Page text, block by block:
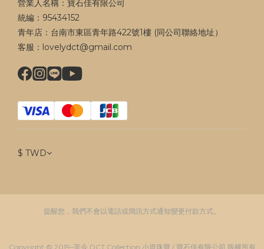
營業人名稱：寶石佳有限公司
統編：95434152
青年店：台南市東區青年路422號1樓 (同公司聯絡地址）
客服：lovelydct@gmail.com
$ TWD
提醒您，我們不會以電話或簡訊方式通知變更付款方式。
Copyright © 2019–至今 DCT Collection 小資珠寶 / 寶石佳有限公司 版權所有